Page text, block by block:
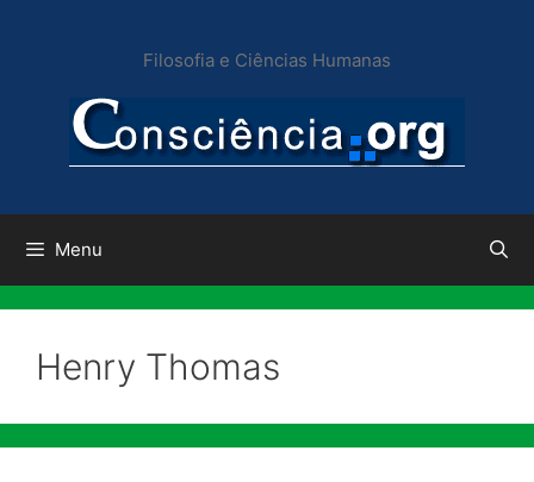
conteúdo
Filosofia e Ciências Humanas
Menu
Henry Thomas